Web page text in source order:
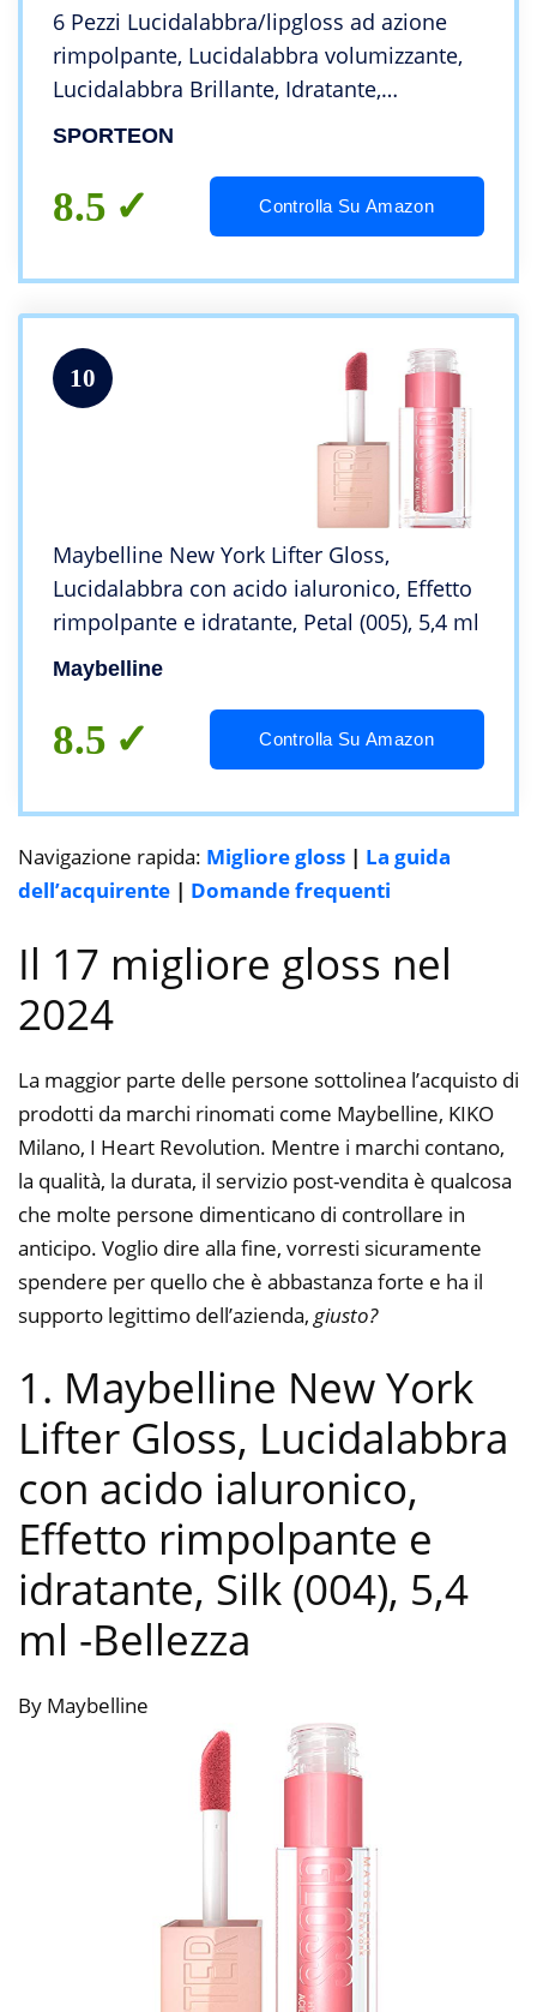
6 Pezzi Lucidalabbra/lipgloss ad azione
rimpolpante, Lucidalabbra volumizzante,
Lucidalabbra Brillante, Idratante,
lucidalabbra del cliear Lip Plump Gloss-
SPORTEON
8.5 Controlla Su Amazon
10
Maybelline New York Lifter Gloss,
Lucidalabbra con acido ialuronico, Effetto
rimpolpante e idratante, Petal (005), 5,4 ml
Maybelline
8.5 Controlla Su Amazon
Navigazione rapida: Migliore gloss | La guida
dell’acquirente | Domande frequenti
Il 17 migliore gloss nel
2024
La maggior parte delle persone sottolinea l’acquisto di
prodotti da marchi rinomati come Maybelline, KIKO
Milano, I Heart Revolution. Mentre i marchi contano,
la qualità, la durata, il servizio post-vendita è qualcosa
che molte persone dimenticano di controllare in
anticipo. Voglio dire alla fine, vorresti sicuramente
spendere per quello che è abbastanza forte e ha il
supporto legittimo dell’azienda, giusto?
1. Maybelline New York
Lifter Gloss, Lucidalabbra
con acido ialuronico,
Effetto rimpolpante e
idratante, Silk (004), 5,4
ml -Bellezza
By Maybelline